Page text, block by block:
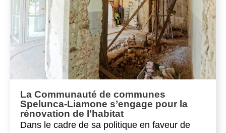
La Communauté de communes
Spelunca-Liamone s’engage pour la
rénovation de l’habitat
Dans le cadre de sa politique en faveur de